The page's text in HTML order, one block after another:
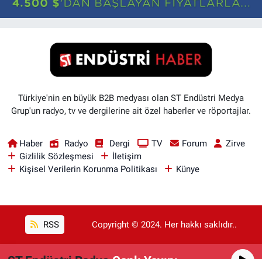
Türkiye'nin en büyük B2B medyası olan ST Endüstri Medya
Grup'un radyo, tv ve dergilerine ait özel haberler ve röportajlar.
Haber Radyo Dergi TV Forum
Zirve
Gizlilik Sözleşmesi
İletişim
Kişisel Verilerin Korunma Politikası
Künye
RSS Copyright © 2024. Her hakkı saklıdır..